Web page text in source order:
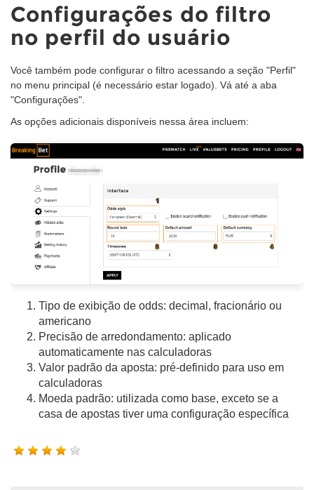
Configurações do filtro
no perfil do usuário
Você também pode configurar o filtro acessando a seção "Perfil"
no menu principal (é necessário estar logado). Vá até a aba
"Configurações".
As opções adicionais disponíveis nessa área incluem:
Tipo de exibição de odds: decimal, fracionário ou
americano
Precisão de arredondamento: aplicado
automaticamente nas calculadoras
Valor padrão da aposta: pré-definido para uso em
calculadoras
Moeda padrão: utilizada como base, exceto se a
casa de apostas tiver uma configuração específica